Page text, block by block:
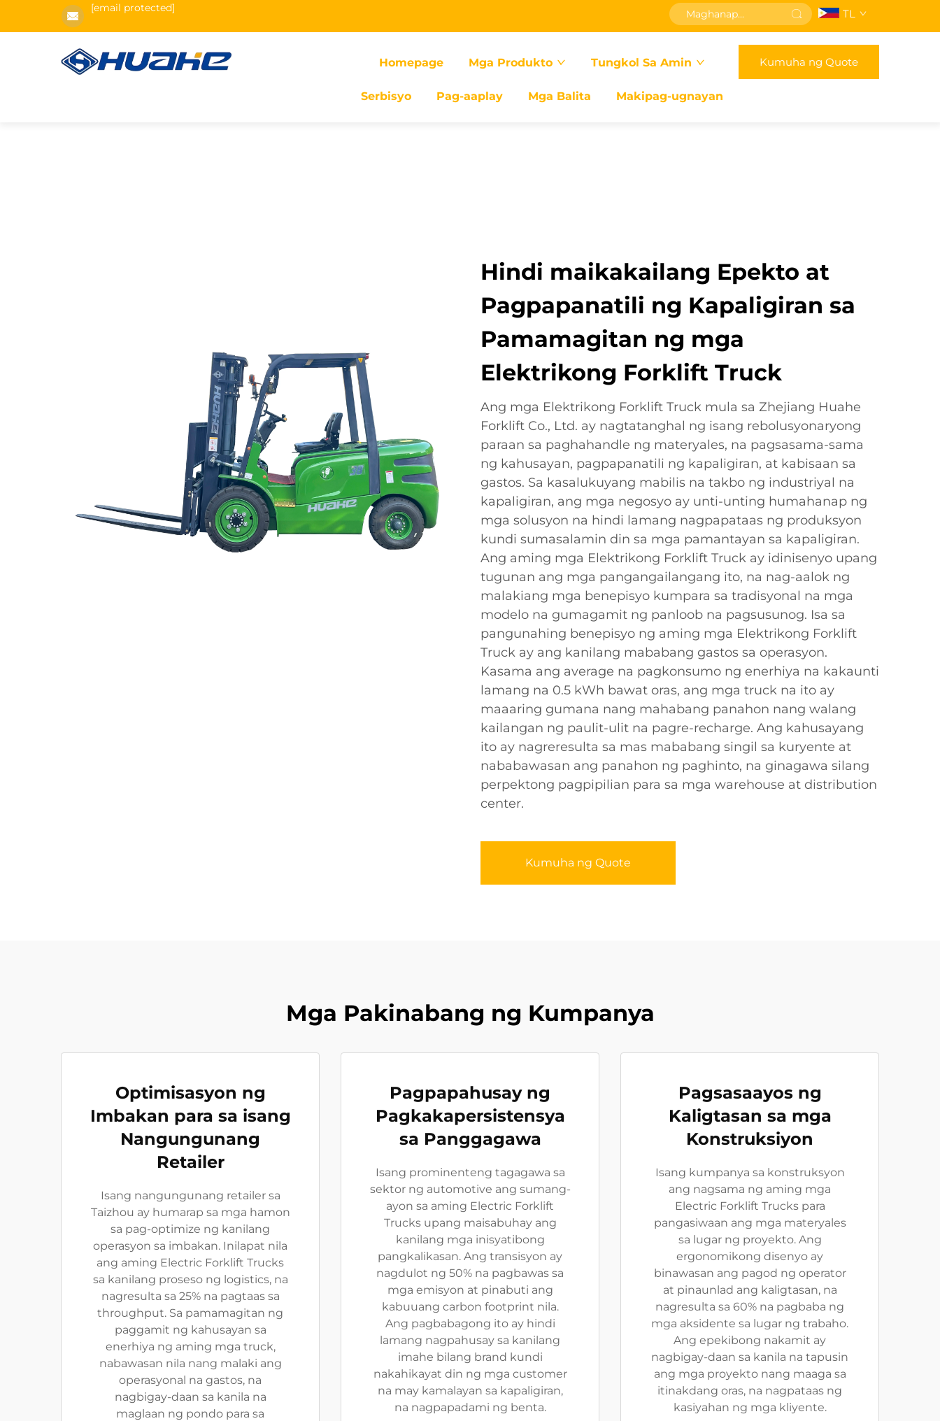
[email protected] TL
Homepage Mga Produkto Tungkol Sa Amin
Serbisyo Pag-aaplay Mga Balita Makipag-ugnayan
Kumuha ng Quote
Hindi maikakailang Epekto at
Pagpapanatili ng Kapaligiran sa
Pamamagitan ng mga
Elektrikong Forklift Truck
Ang mga Elektrikong Forklift Truck mula sa Zhejiang Huahe
Forklift Co., Ltd. ay nagtatanghal ng isang rebolusyonaryong
paraan sa paghahandle ng materyales, na pagsasama-sama
ng kahusayan, pagpapanatili ng kapaligiran, at kabisaan sa
gastos. Sa kasalukuyang mabilis na takbo ng industriyal na
kapaligiran, ang mga negosyo ay unti-unting humahanap ng
mga solusyon na hindi lamang nagpapataas ng produksyon
kundi sumasalamin din sa mga pamantayan sa kapaligiran.
Ang aming mga Elektrikong Forklift Truck ay idinisenyo upang
tugunan ang mga pangangailangang ito, na nag-aalok ng
malakiang mga benepisyo kumpara sa tradisyonal na mga
modelo na gumagamit ng panloob na pagsusunog. Isa sa
pangunahing benepisyo ng aming mga Elektrikong Forklift
Truck ay ang kanilang mababang gastos sa operasyon.
Kasama ang average na pagkonsumo ng enerhiya na kakaunti
lamang na 0.5 kWh bawat oras, ang mga truck na ito ay
maaaring gumana nang mahabang panahon nang walang
kailangan ng paulit-ulit na pagre-recharge. Ang kahusayang
ito ay nagreresulta sa mas mababang singil sa kuryente at
nababawasan ang panahon ng paghinto, na ginagawa silang
perpektong pagpipilian para sa mga warehouse at distribution
center.
Kumuha ng Quote
Mga Pakinabang ng Kumpanya
Optimisasyon ng
Imbakan para sa isang
Nangungunang
Retailer
Isang nangungunang retailer sa
Taizhou ay humarap sa mga hamon
sa pag-optimize ng kanilang
operasyon sa imbakan. Inilapat nila
ang aming Electric Forklift Trucks
sa kanilang proseso ng logistics, na
nagresulta sa 25% na pagtaas sa
throughput. Sa pamamagitan ng
paggamit ng kahusayan sa
enerhiya ng aming mga truck,
nabawasan nila nang malaki ang
operasyonal na gastos, na
nagbigay-daan sa kanila na
maglaan ng pondo para sa
Pagpapahusay ng
Pagkakapersistensya
sa Panggagawa
Isang prominenteng tagagawa sa
sektor ng automotive ang sumang-
ayon sa aming Electric Forklift
Trucks upang maisabuhay ang
kanilang mga inisyatibong
pangkalikasan. Ang transisyon ay
nagdulot ng 50% na pagbawas sa
mga emisyon at pinabuti ang
kabuuang carbon footprint nila.
Ang pagbabagong ito ay hindi
lamang nagpahusay sa kanilang
imahe bilang brand kundi
nakahikayat din ng mga customer
na may kamalayan sa kapaligiran,
na nagpapadami ng benta.
Pagsasaayos ng
Kaligtasan sa mga
Konstruksiyon
Isang kumpanya sa konstruksyon
ang nagsama ng aming mga
Electric Forklift Trucks para
pangasiwaan ang mga materyales
sa lugar ng proyekto. Ang
ergonomikong disenyo ay
binawasan ang pagod ng operator
at pinaunlad ang kaligtasan, na
nagresulta sa 60% na pagbaba ng
mga aksidente sa lugar ng trabaho.
Ang epekibong nakamit ay
nagbigay-daan sa kanila na tapusin
ang mga proyekto nang maaga sa
itinakdang oras, na nagpataas ng
kasiyahan ng mga kliyente.